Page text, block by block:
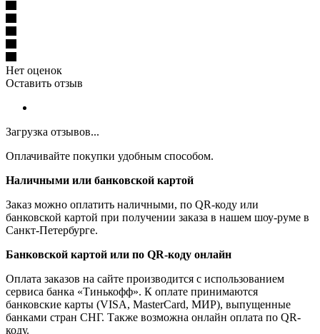
Нет оценок
Оставить отзыв
Загрузка отзывов...
Оплачивайте покупки удобным способом.
Наличными или банковской картой
Заказ можно оплатить наличными, по QR-коду или
банковской картой при получении заказа в нашем шоу-руме в
Санкт-Петербурге.
Банковской картой или по QR-коду онлайн
Оплата заказов на сайте производится с использованием
сервиса банка «Тинькофф». К оплате принимаются
банковские карты (VISA, MasterCard, МИР), выпущенные
банками стран СНГ. Также возможна онлайн оплата по QR-
коду.